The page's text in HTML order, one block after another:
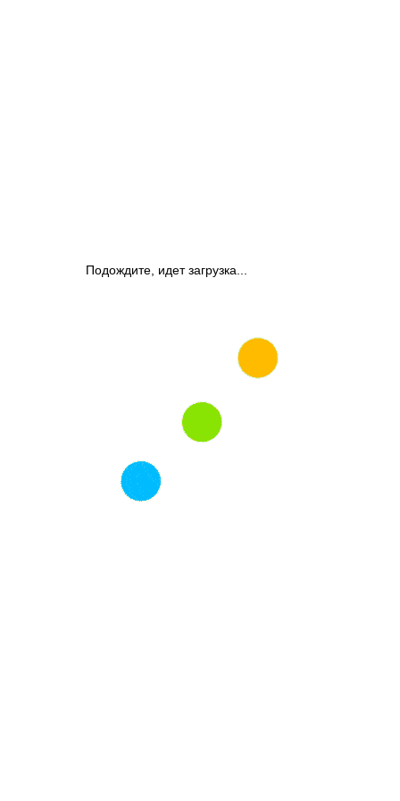
Подождите, идет загрузка...